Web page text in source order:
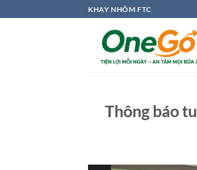
qua
KHAY NHÔM FTC
Thông báo